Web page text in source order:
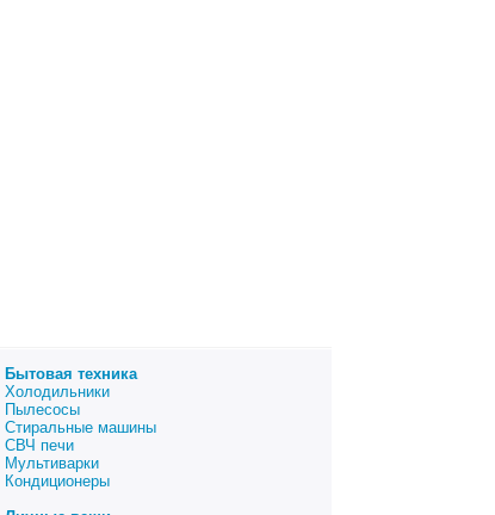
Бытовая техника
Холодильники
Пылесосы
Стиральные машины
СВЧ печи
Мультиварки
Кондиционеры